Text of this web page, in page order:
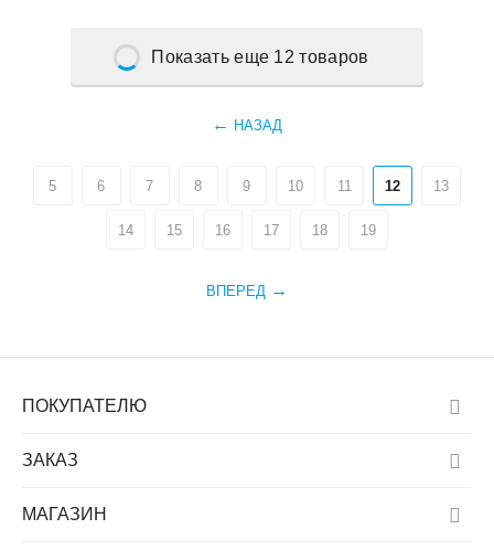
Показать еще 12 товаров
НАЗАД
5 6 7 8 9 10 11 12 13
14 15 16 17 18 19
ВПЕРЕД
ПОКУПАТЕЛЮ
ЗАКАЗ
МАГАЗИН